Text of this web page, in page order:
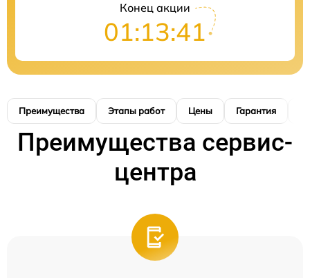
Конец акции
01:13:40
Преимущества Этапы работ Цены Гарантия
Преимущества сервис-
центра